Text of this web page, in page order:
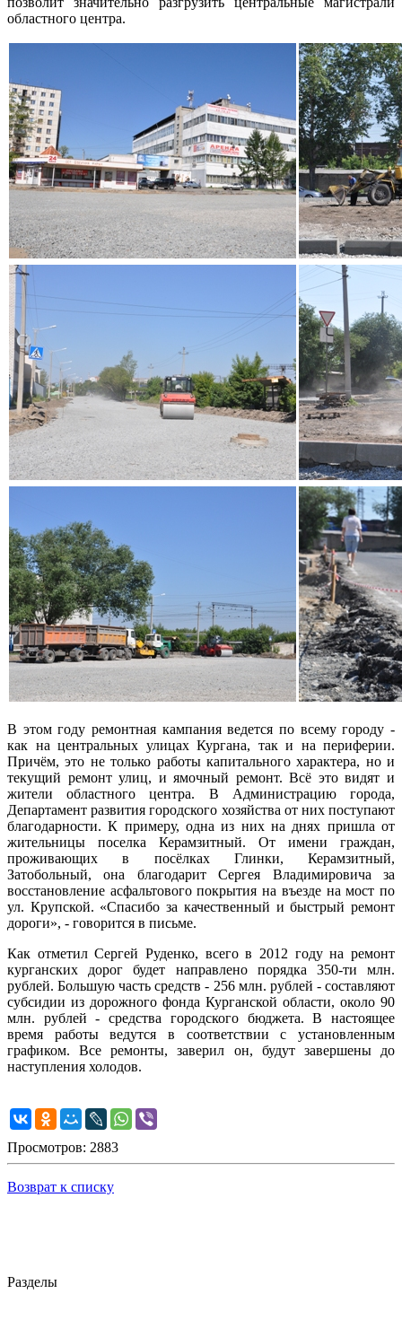
областного центра.
В этом году ремонтная кампания ведется по всему городу -
как на центральных улицах Кургана, так и на периферии.
Причём, это не только работы капитального характера, но и
текущий ремонт улиц, и ямочный ремонт. Всё это видят и
жители областного центра. В Администрацию города,
Департамент развития городского хозяйства от них поступают
благодарности. К примеру, одна из них на днях пришла от
жительницы поселка Керамзитный. От имени граждан,
проживающих в посёлках Глинки, Керамзитный,
Затобольный, она благодарит Сергея Владимировича за
восстановление асфальтового покрытия на въезде на мост по
ул. Крупской. «Спасибо за качественный и быстрый ремонт
дороги», - говорится в письме.
Как отметил Сергей Руденко, всего в 2012 году на ремонт
курганских дорог будет направлено порядка 350-ти млн.
рублей. Большую часть средств - 256 млн. рублей - составляют
субсидии из дорожного фонда Курганской области, около 90
млн. рублей - средства городского бюджета. В настоящее
время работы ведутся в соответствии с установленным
графиком. Все ремонты, заверил он, будут завершены до
наступления холодов.
Просмотров: 2883
Возврат к списку
Разделы